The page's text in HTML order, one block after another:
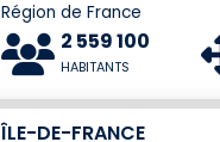
Région de France
2 559 100
HABITANTS
ÎLE-DE-FRANCE